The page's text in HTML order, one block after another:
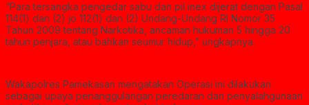
“Para tersangka pengedar sabu dan pil inex dijerat dengan Pasal
114(1) dan (2) jo 112(1) dan (2) Undang-Undang RI Nomor 35
Tahun 2009 tentang Narkotika, ancaman hukuman 5 hingga 20
tahun penjara, atau bahkan seumur hidup,” ungkapnya.
Wakapolres Pamekasan mengatakan Operasi ini dilakukan
sebagai upaya penanggulangan peredaran dan penyalahgunaan